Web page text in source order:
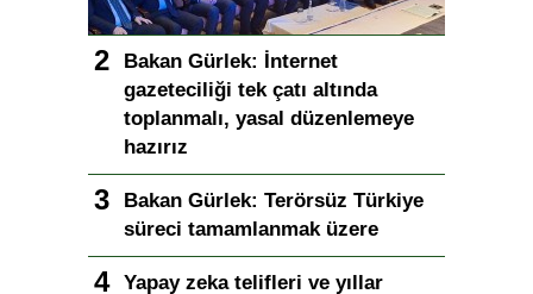
Bakan Gürlek: İnternet
gazeteciliği tek çatı altında
toplanmalı, yasal düzenlemeye
hazırız
Bakan Gürlek: Terörsüz Türkiye
süreci tamamlanmak üzere
Yapay zeka telifleri ve yıllar